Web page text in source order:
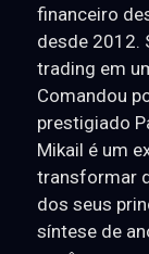
financeiro
desde 2012.
trading em
Comandou
prestigiado
Mikail é um
transformar
dos seus
síntese de